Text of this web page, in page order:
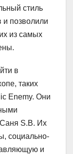
стиль
и позволили
из самых
в
таких
Enemy. Они
S.B. Их
социально-
и